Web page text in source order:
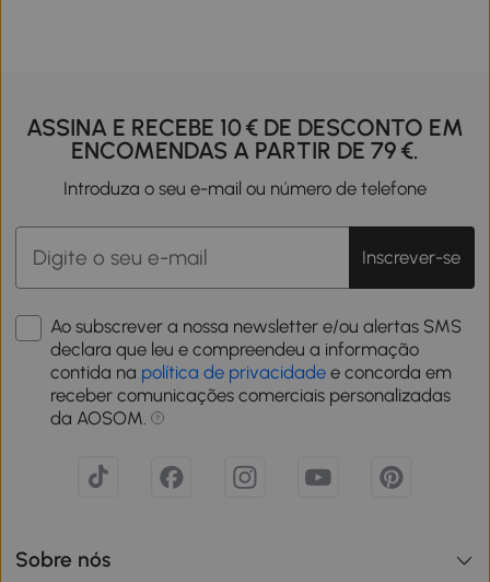
ASSINA E RECEBE 10 € DE DESCONTO EM
ENCOMENDAS A PARTIR DE 79 €.
Introduza o seu e-mail ou número de telefone
Inscrever-se
Ao subscrever a nossa newsletter e/ou alertas SMS
declara que leu e compreendeu a informação
contida na política de privacidade e concorda em
receber comunicações comerciais personalizadas
da AOSOM.
Sobre nós